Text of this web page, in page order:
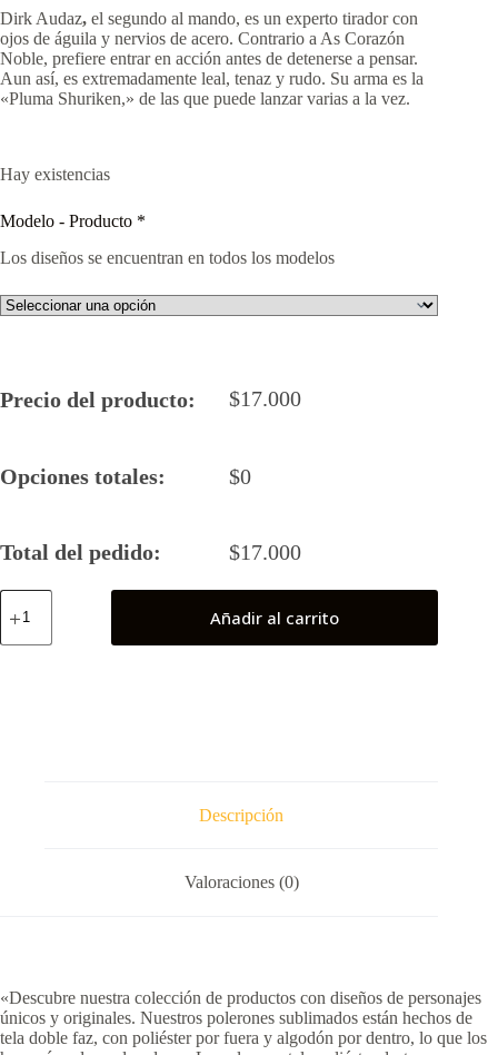
Dirk Audaz, el segundo al mando, es un experto tirador con
ojos de águila y nervios de acero. Contrario a As Corazón
Noble, prefiere entrar en acción antes de detenerse a pensar.
Aun así, es extremadamente leal, tenaz y rudo. Su arma es la
«Pluma Shuriken,» de las que puede lanzar varias a la vez.
Hay existencias
Modelo - Producto *
Los diseños se encuentran en todos los modelos
Precio del producto: $17.000
Opciones totales: $0
Total del pedido: $17.000
Fuerza
G
Añadir al carrito
Descripción
Valoraciones (0)
«Descubre nuestra colección de productos con diseños de personajes
únicos y originales. Nuestros polerones sublimados están hechos de
tela doble faz, con poliéster por fuera y algodón por dentro, lo que los